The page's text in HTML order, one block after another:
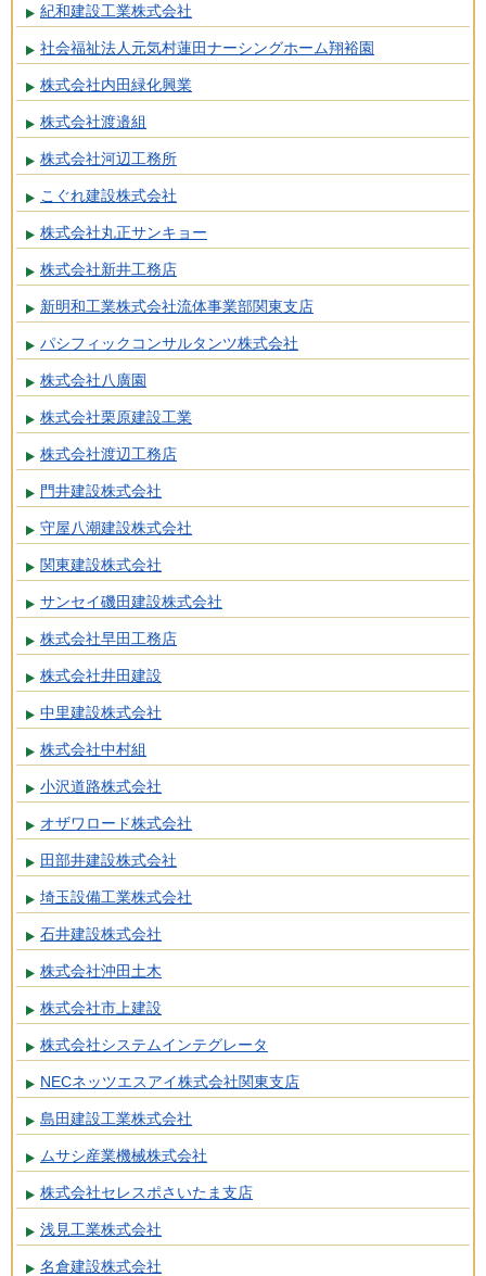
紀和建設工業株式会社
社会福祉法人元気村蓮田ナーシングホーム翔裕園
株式会社内田緑化興業
株式会社渡邉組
株式会社河辺工務所
こぐれ建設株式会社
株式会社丸正サンキョー
株式会社新井工務店
新明和工業株式会社流体事業部関東支店
パシフィックコンサルタンツ株式会社
株式会社八廣園
株式会社栗原建設工業
株式会社渡辺工務店
門井建設株式会社
守屋八潮建設株式会社
関東建設株式会社
サンセイ磯田建設株式会社
株式会社早田工務店
株式会社井田建設
中里建設株式会社
株式会社中村組
小沢道路株式会社
オザワロード株式会社
田部井建設株式会社
埼玉設備工業株式会社
石井建設株式会社
株式会社沖田土木
株式会社市上建設
株式会社システムインテグレータ
NECネッツエスアイ株式会社関東支店
島田建設工業株式会社
ムサシ産業機械株式会社
株式会社セレスポさいたま支店
浅見工業株式会社
名倉建設株式会社